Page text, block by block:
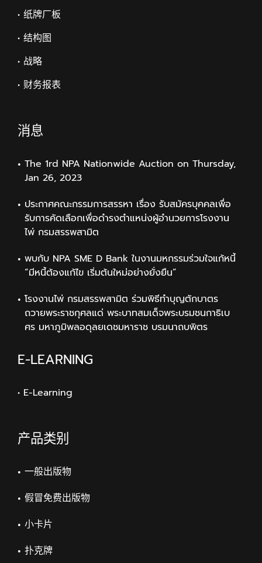
• 纸牌厂板
• 结构图
• 战略
• 财务报表
消息
The 1rd NPA Nationwide Auction on Thursday,
Jan 26, 2023
ประกาศคณะกรรมการสรรหา เรื่อง รับสมัครบุคคลเพื่อ
รับการคัดเลือกเพื่อดำรงตำแหน่งผู้อำนวยการโรงงาน
ไพ่ กรมสรรพสามิต
พบกับ NPA SME D Bank ในงานมหกรรมร่วมใจแก้หนี้
“มีหนี้ต้องแก้ไข เริ่มต้นใหม่อย่างยั่งยืน”
โรงงานไพ่ กรมสรรพสามิต ร่วมพิธีทำบุญตักบาตร
ถวายพระราชกุศลแด่ พระบาทสมเด็จพระบรมชนกาธิเบ
ศร มหาภูมิพลอดุลยเดชมหาราช บรมนาถบพิตร
E-LEARNING
• E-Learning
产品类别
一般出版物
假冒免费出版物
小卡片
扑克牌